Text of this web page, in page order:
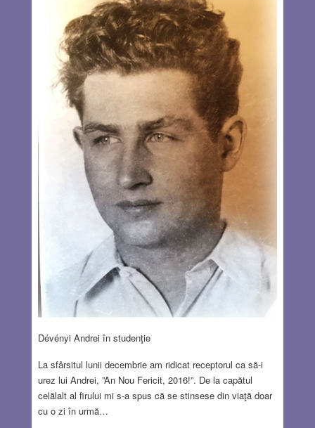
Dévényi Andrei în studenţie
La sfârsitul lunii decembrie am ridicat receptorul ca să-i
urez lui Andrei, ”An Nou Fericit, 2016!”. De la capătul
celălalt al firului mi s-a spus că se stinsese din viaţă doar
cu o zi în urmă…